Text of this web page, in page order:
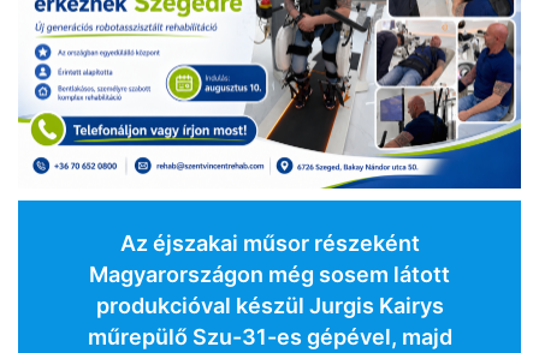
Az éjszakai műsor részeként
Magyarországon még sosem látott
produkcióval készül Jurgis Kairys
műrepülő Szu-31-es gépével, majd